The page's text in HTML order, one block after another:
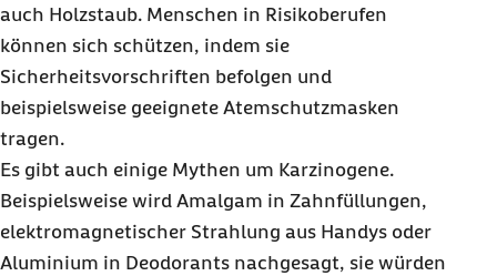
auch Holzstaub. Menschen in Risikoberufen
können sich schützen, indem sie
Sicherheitsvorschriften befolgen und
beispielsweise geeignete Atemschutzmasken
tragen.
Es gibt auch einige Mythen um Karzinogene.
Beispielsweise wird Amalgam in Zahnfüllungen,
elektromagnetischer Strahlung aus Handys oder
Aluminium in Deodorants nachgesagt, sie würden